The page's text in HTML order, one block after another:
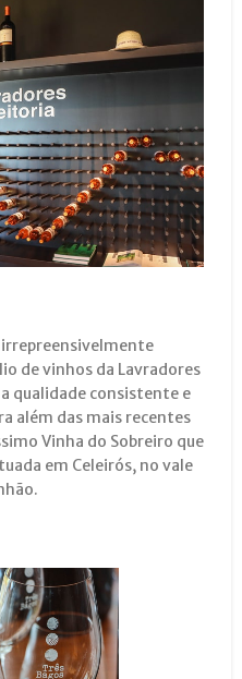
de vinhos da Lavradores
qualidade consistente e
além das mais recentes
Vinha do Sobreiro que
em Celeirós, no vale